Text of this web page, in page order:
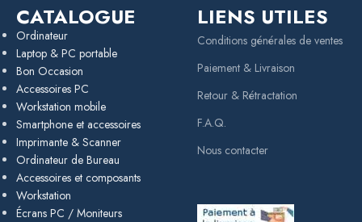
CATALOGUE
Ordinateur
Laptop & PC portable
Bon Occasion
Accessoires PC
Workstation mobile
Smartphone et accessoires
Imprimante & Scanner
Ordinateur de Bureau
Accessoires et composants
Workstation
Écrans PC / Moniteurs
LIENS UTILES
Conditions générales de ventes
Paiement & Livraison
Retour & Rétractation
F.A.Q.
Nous contacter